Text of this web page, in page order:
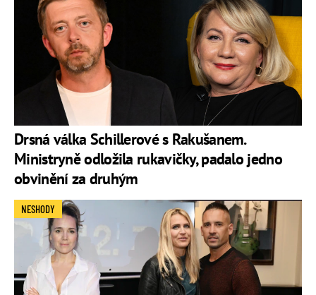
Drsná válka Schillerové s Rakušanem.
Ministryně odložila rukavičky, padalo jedno
obvinění za druhým
NESHODY